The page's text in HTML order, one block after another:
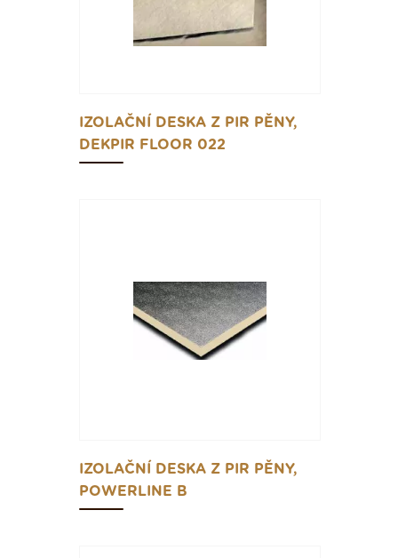
IZOLAČNÍ DESKA Z PIR PĚNY,
DEKPIR FLOOR 022
IZOLAČNÍ DESKA Z PIR PĚNY,
POWERLINE B